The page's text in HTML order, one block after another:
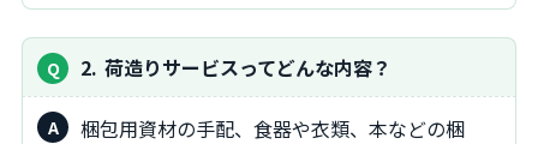
2 荷造りサービスってどんな内容？
梱包用資材の手配、食器や衣類、本などの梱